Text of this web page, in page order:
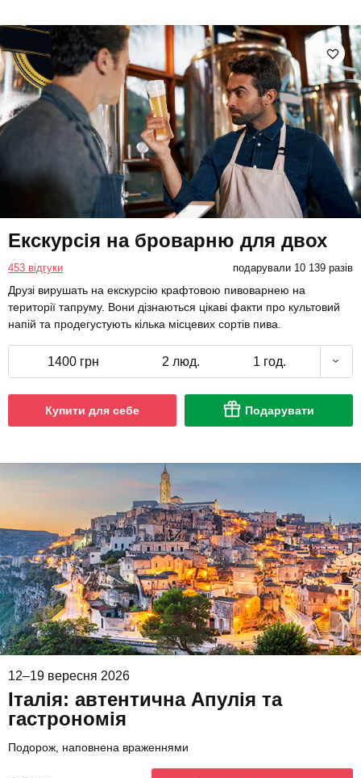
Екскурсія на броварню для двох
453 відгуки подарували 10 139 разів
Друзі вирушать на екскурсію крафтовою пивоварнею на
території тапруму. Вони дізнаються цікаві факти про культовий
напій та продегустують кілька місцевих сортів пива.
1400 грн 2 люд. 1 год.
Купити для себе Подарувати
12–19 вересня 2026
Італія: автентична Апулія та
гастрономія
Подорож, наповнена враженнями